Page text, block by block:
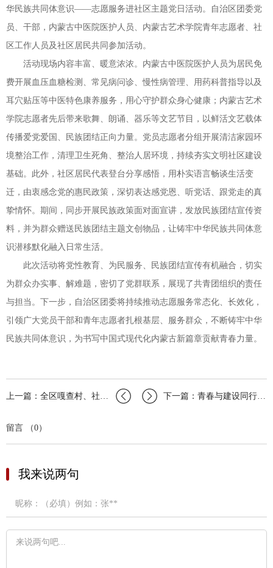
华民族共同体意识——志愿服务进社区主题党日活动。自治区团委党
员、干部，内蒙古中医院医护人员、内蒙古艺术学院青年志愿者、社
区工作人员及社区居民共同参加活动。
活动现场内容丰富、暖意浓浓。内蒙古中医院医护人员为居民免
费开展血压血糖检测、常见病问诊、慢性病管理、用药科普指导以及
耳穴贴压等中医特色康养服务，用心守护群众身心健康；内蒙古艺术
学院志愿者先后带来歌舞、朗诵、器乐等文艺节目，以鲜活文艺载体
传播爱党爱国、民族团结正向力量。党员志愿者分组开展清洁家园环
境整治工作，清理卫生死角、整治人居环境，持续夯实文明社区建设
基础。此外，社区居民代表登台分享感悟，用朴实语言畅谈生活变
迁，由衷感念党的惠民政策，深切表达感党恩、听党话、跟党走的真
挚情怀。期间，同步开展民族政策面对面宣讲，发放民族团结宣传资
料，并为群众赠送民族团结主题文创物品，让铸牢中华民族共同体意
识潜移默化融入日常生活。
此次活动将党性教育、为民服务、民族团结宣传有机融合，切实
为群众办实事、解难题，密切了党群联系，展现了共青团组织的责任
与担当。下一步，自治区团委将持续推动志愿服务常态化、长效化，
引领广大党员干部和青年志愿者扎根基层、服务群众，不断铸牢中华
民族共同体意识，为书写中国式现代化内蒙古新篇章贡献青春力量。
上一篇：全区嘎查村、社区团组织负责人第四期培训班圆满结业 下一篇：青春与建设同行实干为发展赋能——青年榜样宣讲进企业暨联建活动在呼和浩特成…
留言 （0）
我来说两句